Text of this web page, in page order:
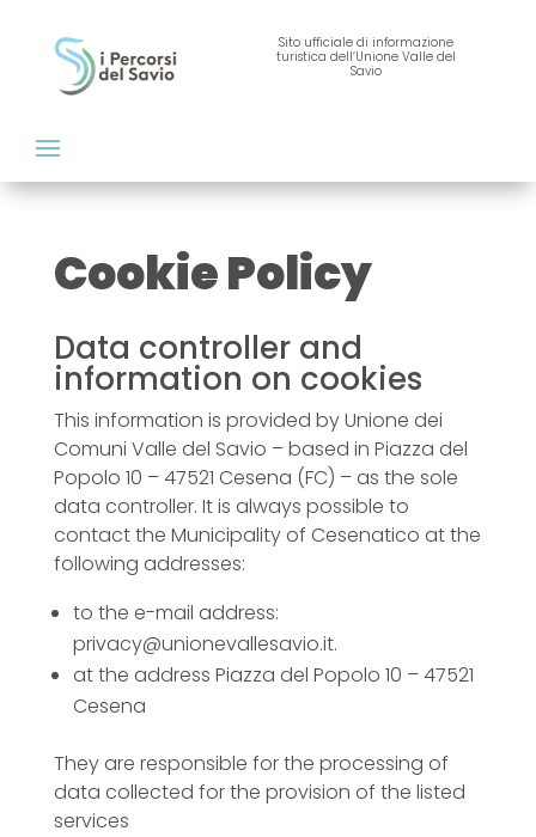
Sito ufficiale di informazione
turistica dell’Unione Valle del
Savio
Cookie Policy
Data controller and
information on cookies
This information is provided by Unione dei
Comuni Valle del Savio – based in Piazza del
Popolo 10 – 47521 Cesena (FC) – as the sole
data controller. It is always possible to
contact the Municipality of Cesenatico at the
following addresses:
to the e-mail address:
privacy@unionevallesavio.it.
at the address Piazza del Popolo 10 – 47521
Cesena
They are responsible for the processing of
data collected for the provision of the listed
services